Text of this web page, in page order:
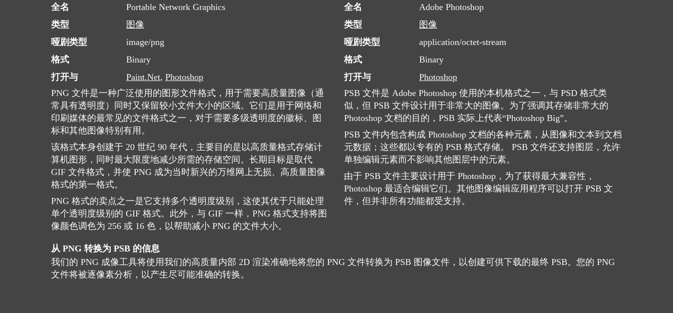
全名
Portable Network Graphics
类型
图像
哑剧类型
image/png
格式
Binary
打开与
Paint.Net, Photoshop
PNG 文件是一种广泛使用的图形文件格式，用于需要高质量图像（通
常具有透明度）同时又保留较小文件大小的区域。它们是用于网络和
印刷媒体的最常见的文件格式之一，对于需要多级透明度的徽标、图
标和其他图像特别有用。
该格式本身创建于 20 世纪 90 年代，主要目的是以高质量格式存储计
算机图形，同时最大限度地减少所需的存储空间。长期目标是取代
GIF 文件格式，并使 PNG 成为当时新兴的万维网上无损、高质量图像
格式的第一格式。
PNG 格式的卖点之一是它支持多个透明度级别，这使其优于只能处理
单个透明度级别的 GIF 格式。此外，与 GIF 一样，PNG 格式支持将图
像颜色调色为 256 或 16 色，以帮助减小 PNG 的文件大小。
全名
Adobe Photoshop
类型
图像
哑剧类型
application/octet-stream
格式
Binary
打开与
Photoshop
PSB 文件是 Adob​​e Photoshop 使用的本机格式之一，与 PSD 格式类
似，但 PSB 文件设计用于非常大的图像。为了强调其存储非常大的
Photoshop 文档的目的，PSB 实际上代表“Photoshop Big”。
PSB 文件内包含构成 Photoshop 文档的各种元素，从图像和文本到文档
元数据；这些都以专有的 PSB 格式存储。 PSB 文件还支持图层，允许
单独编辑元素而不影响其他图层中的元素。
由于 PSB 文件主要设计用于 Photoshop，为了获得最大兼容性，
Photoshop 最适合编辑它们。其他图像编辑应用程序可以打开 PSB 文
件，但并非所有功能都受支持。
从 PNG 转换为 PSB 的信息
我们的 PNG 成像工具将使用我们的高质量内部 2D 渲染准确地将您的 PNG 文件转换为 PSB 图像文件，以创建可供下载的最终 PSB。您的 PNG
文件将被逐像素分析，以产生尽可能准确的转换。